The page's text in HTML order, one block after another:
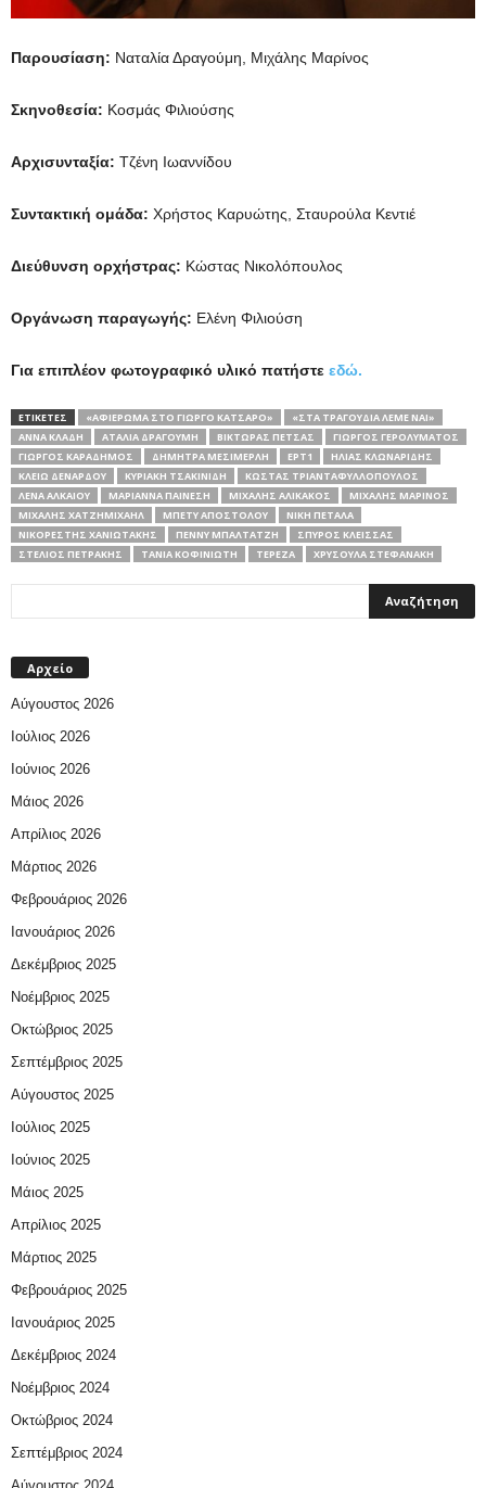
Παρουσίαση: Ναταλία Δραγούμη, Μιχάλης Μαρίνος
Σκηνοθεσία: Κοσμάς Φιλιούσης
Αρχισυνταξία: Τζένη Ιωαννίδου
Συντακτική ομάδα: Χρήστος Καρυώτης, Σταυρούλα Κεντιέ
Διεύθυνση ορχήστρας: Κώστας Νικολόπουλος
Οργάνωση παραγωγής: Ελένη Φιλιούση
Για επιπλέον φωτογραφικό υλικό πατήστε εδώ.
ΕΤΙΚΕΤΕΣ «ΑΦΙΈΡΩΜΑ ΣΤΟ ΓΙΏΡΓΟ ΚΑΤΣΑΡΌ»
«ΣΤΑ ΤΡΑΓΟΥΔΙΑ ΛΕΜΕ ΝΑΙ»
ΆΝΝΑ ΚΛΆΔΗ
ΑΤΑΛΊΑ ΔΡΑΓΟΎΜΗ ΒΊΚΤΩΡΑΣ ΠΈΤΣΑΣ
ΓΙΏΡΓΟΣ ΓΕΡΟΛΥΜΆΤΟΣ
ΓΙΏΡΓΟΣ ΚΑΡΑΔΉΜΟΣ
ΔΉΜΗΤΡΑ ΜΕΣΙΜΕΡΛΉ ΕΡΤ1
ΗΛΊΑΣ ΚΛΩΝΑΡΊΔΗΣ
ΚΛΕΙΏ ΔΕΝΆΡΔΟΥ
ΚΥΡΙΑΚΉ ΤΣΑΚΙΝΊΔΗ
ΚΏΣΤΑΣ ΤΡΙΑΝΤΑΦΥΛΛΌΠΟΥΛΟΣ
ΛΈΝΑ ΑΛΚΑΊΟΥ
ΜΑΡΙΆΝΝΑ ΠΑΙΝΈΣΗ ΜΙΧΆΛΗΣ ΑΛΙΚΆΚΟΣ
ΜΙΧΆΛΗΣ ΜΑΡΊΝΟΣ
ΜΙΧΆΛΗΣ ΧΑΤΖΗΜΙΧΑΉΛ
ΜΠΈΤΥ ΑΠΟΣΤΌΛΟΥ
ΝΊΚΗ ΠΕΤΑΛΆ
ΝΙΚΟΡΈΣΤΗΣ ΧΑΝΙΩΤΆΚΗΣ
ΠΈΝΝΥ ΜΠΑΛΤΑΤΖΉ
ΣΠΎΡΟΣ ΚΛΕΊΣΣΑΣ
ΣΤΈΛΙΟΣ ΠΕΤΡΆΚΗΣ
ΤΆΝΙΑ ΚΟΦΙΝΙΏΤΗ ΤΕΡΈΖΑ ΧΡΥΣΟΎΛΑ ΣΤΕΦΑΝΆΚΗ
Αρχείο
Αύγουστος 2026
Ιούλιος 2026
Ιούνιος 2026
Μάιος 2026
Απρίλιος 2026
Μάρτιος 2026
Φεβρουάριος 2026
Ιανουάριος 2026
Δεκέμβριος 2025
Νοέμβριος 2025
Οκτώβριος 2025
Σεπτέμβριος 2025
Αύγουστος 2025
Ιούλιος 2025
Ιούνιος 2025
Μάιος 2025
Απρίλιος 2025
Μάρτιος 2025
Φεβρουάριος 2025
Ιανουάριος 2025
Δεκέμβριος 2024
Νοέμβριος 2024
Οκτώβριος 2024
Σεπτέμβριος 2024